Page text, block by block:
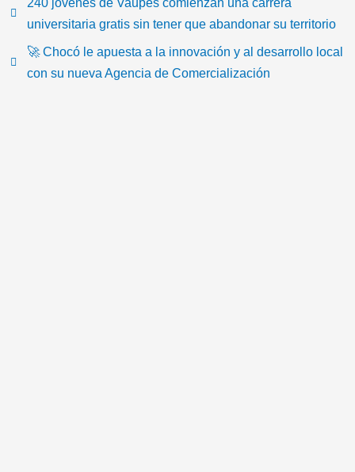
t
o
k
e
b
o
o
k
t
t
e
t
u
b
t
a
g
a
-
e
universitaria gratis sin tener que abandonar su territorio
🚀 Chocó le apuesta a la innovación y al desarrollo local
con su nueva Agencia de Comercialización